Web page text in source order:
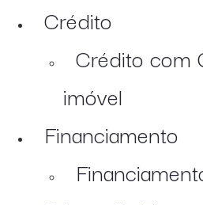
Crédito
Crédito com
imóvel
Financiamento